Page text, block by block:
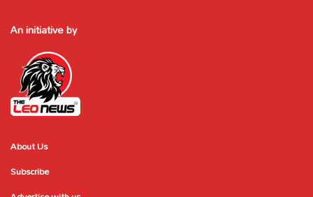
An initiative by
About Us
Subscribe